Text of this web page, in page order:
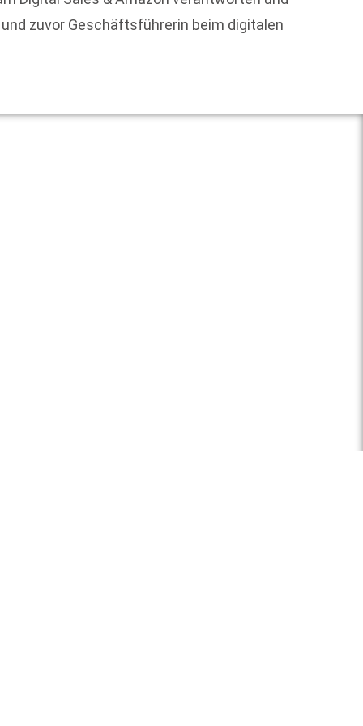
zuvor Geschäftsführerin beim digitalen